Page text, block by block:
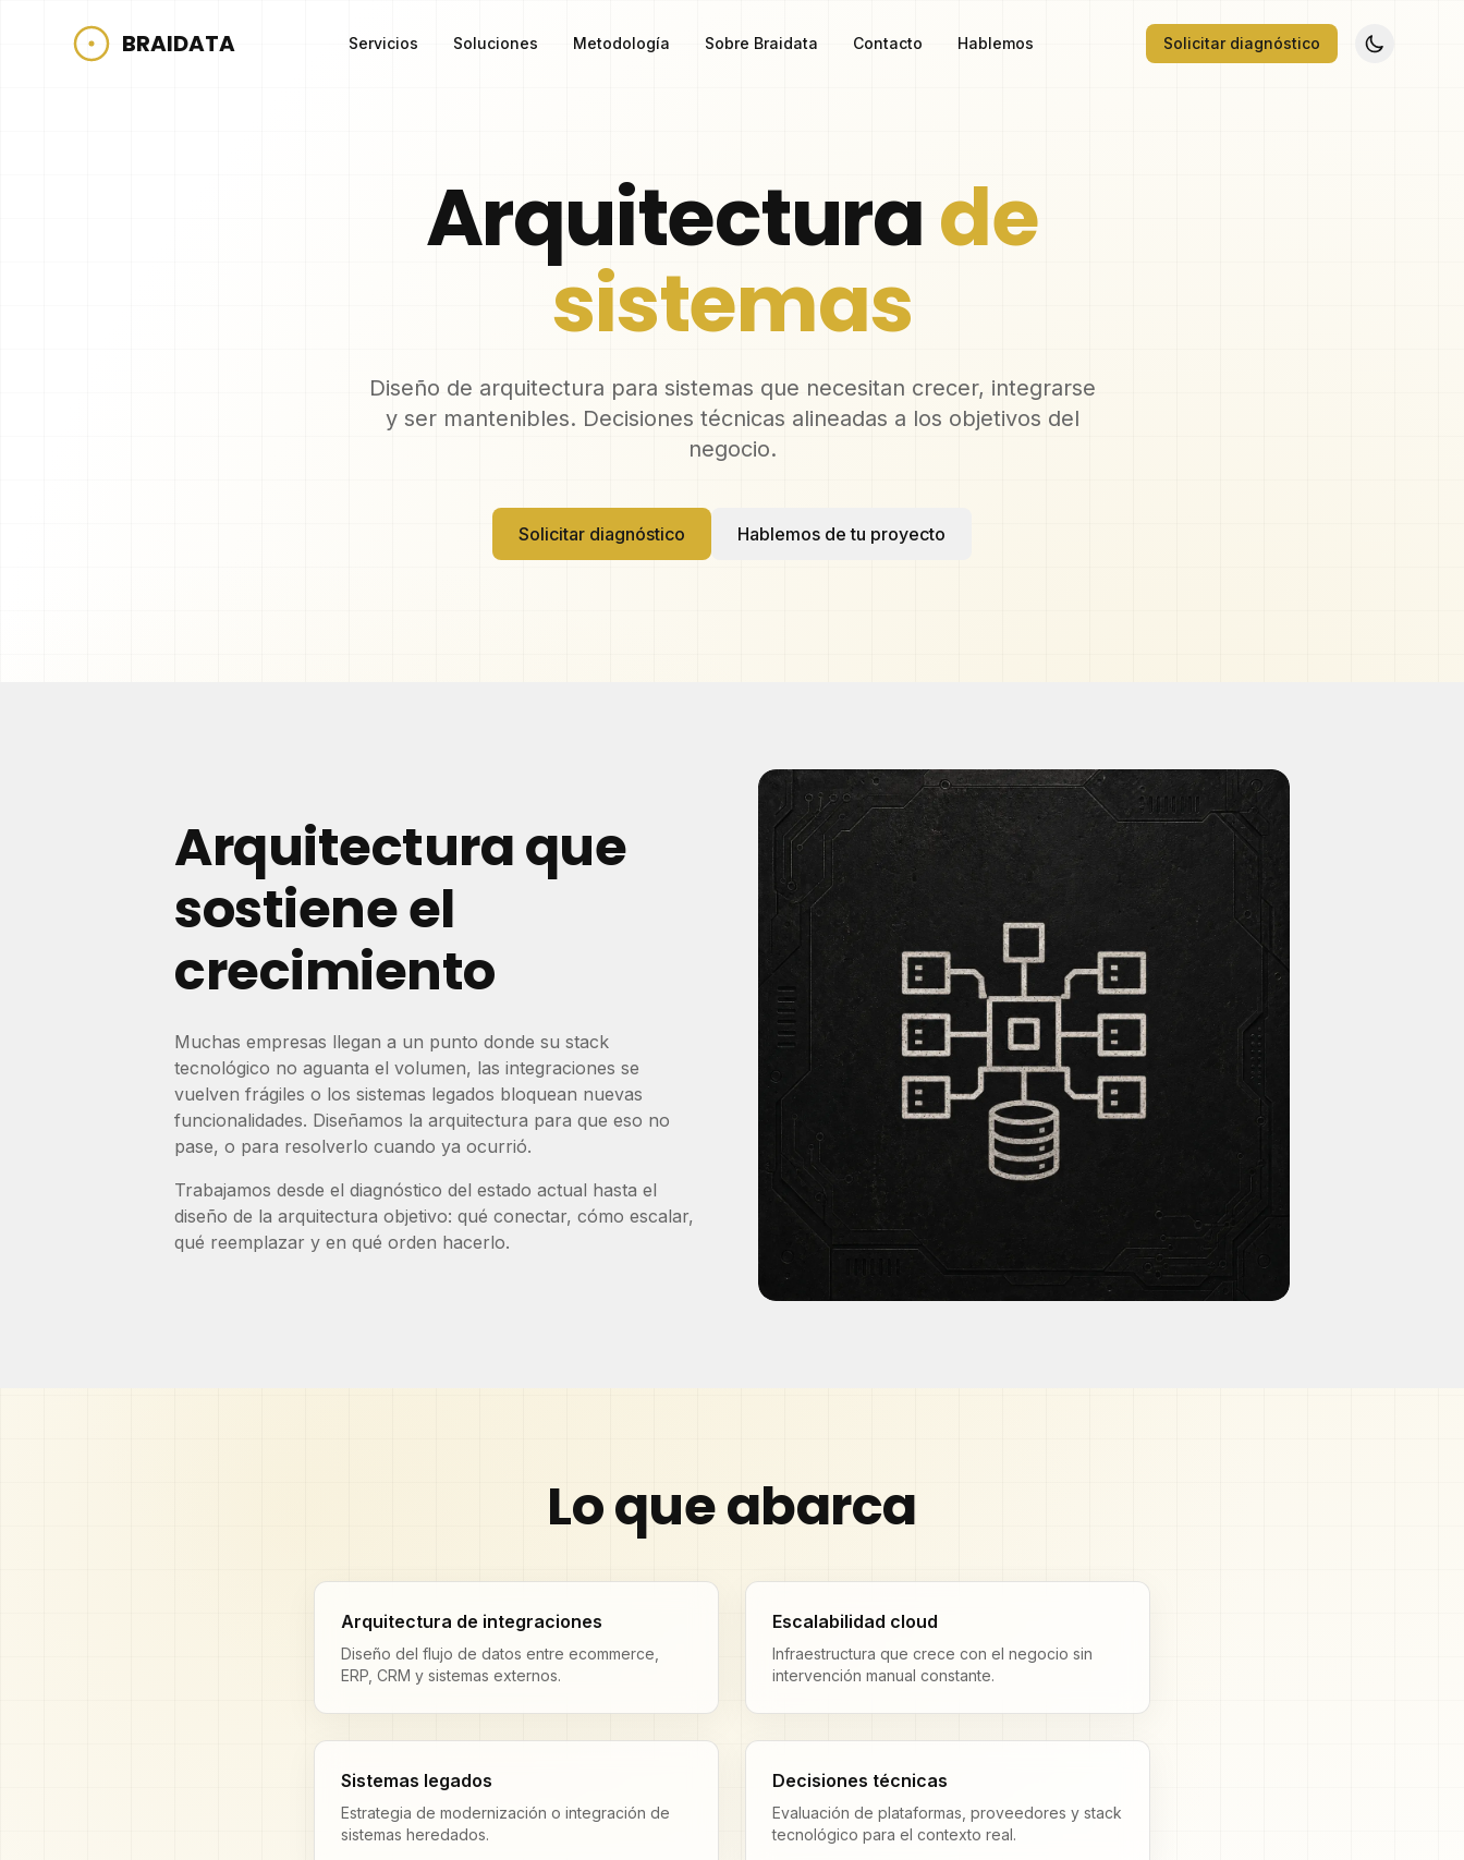
BRAIDATA Servicios Soluciones Metodología Sobre Braidata Contacto Hablemos Solicitar diagnóstico
Arquitecturade
sistemas
Diseño de arquitectura para sistemas que necesitan crecer, integrarse
y ser mantenibles. Decisiones técnicas alineadas a los objetivos del
negocio.
Solicitar diagnóstico Hablemos de tu proyecto
Arquitectura que
sostiene el
crecimiento
Muchas empresas llegan a un punto donde su stack
tecnológico no aguanta el volumen, las integraciones se
vuelven frágiles o los sistemas legados bloquean nuevas
funcionalidades. Diseñamos la arquitectura para que eso no
pase, o para resolverlo cuando ya ocurrió.
Trabajamos desde el diagnóstico del estado actual hasta el
diseño de la arquitectura objetivo: qué conectar, cómo escalar,
qué reemplazar y en qué orden hacerlo.
Lo que abarca
Arquitectura de integraciones
Diseño del flujo de datos entre ecommerce,
ERP, CRM y sistemas externos.
Escalabilidad cloud
Infraestructura que crece con el negocio sin
intervención manual constante.
Sistemas legados
Estrategia de modernización o integración de
sistemas heredados.
Decisiones técnicas
Evaluación de plataformas, proveedores y stack
tecnológico para el contexto real.